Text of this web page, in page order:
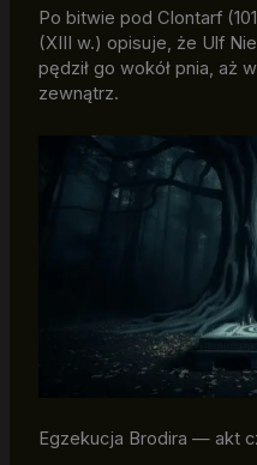
Po bitwie pod Clontarf
(XIII w.) opisuje, że Ulf
pędził go wokół pnia, aż
zewnątrz.
Egzekucja Brodira — akt